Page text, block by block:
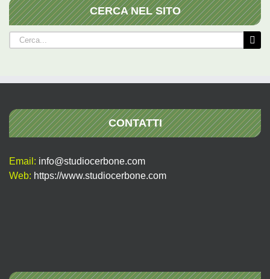
CERCA NEL SITO
Cerca
per:
CONTATTI
Email: info@studiocerbone.com
Web: https://www.studiocerbone.com